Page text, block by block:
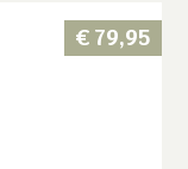
€79,95